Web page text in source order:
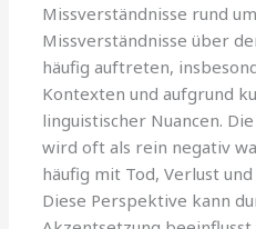
Missverständnisse rund
Missverständnisse über
häufig auftreten,
Kontexten und aufgrund
linguistischer Nuancen.
wird oft als rein negativ
häufig mit Tod, Verlust
Diese Perspektive kann